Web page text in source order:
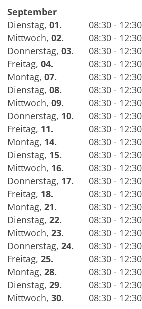
September
Dienstag, 01.
08:30 - 12:30
Mittwoch, 02.
08:30 - 12:30
Donnerstag, 03.
08:30 - 12:30
Freitag, 04.
08:30 - 12:30
Montag, 07.
08:30 - 12:30
Dienstag, 08.
08:30 - 12:30
Mittwoch, 09.
08:30 - 12:30
Donnerstag, 10.
08:30 - 12:30
Freitag, 11.
08:30 - 12:30
Montag, 14.
08:30 - 12:30
Dienstag, 15.
08:30 - 12:30
Mittwoch, 16.
08:30 - 12:30
Donnerstag, 17.
08:30 - 12:30
Freitag, 18.
08:30 - 12:30
Montag, 21.
08:30 - 12:30
Dienstag, 22.
08:30 - 12:30
Mittwoch, 23.
08:30 - 12:30
Donnerstag, 24.
08:30 - 12:30
Freitag, 25.
08:30 - 12:30
Montag, 28.
08:30 - 12:30
Dienstag, 29.
08:30 - 12:30
Mittwoch, 30.
08:30 - 12:30